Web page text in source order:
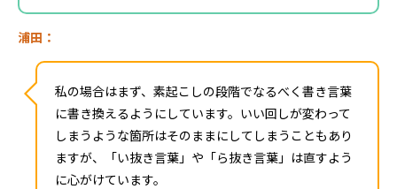
浦田：
私の場合はまず、素起こしの段階でなるべく書き言葉
に書き換えるようにしています。いい回しが変わって
しまうような箇所はそのままにしてしまうこともあり
ますが、「い抜き言葉」や「ら抜き言葉」は直すよう
に心がけています。